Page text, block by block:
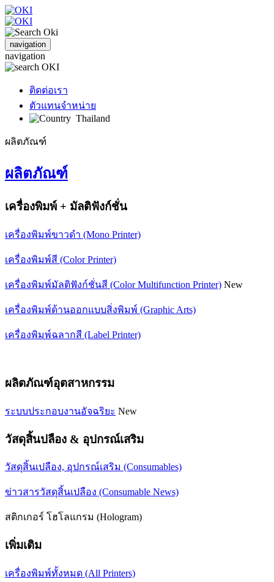
navigation
navigation
ติดต่อเรา
ตัวแทนจำหน่าย
Thailand
ผลิตภัณฑ์
ผลิตภัณฑ์
เครื่องพิมพ์ + มัลติฟังก์ชั่น
เครื่องพิมพ์ขาวดำ (Mono Printer)
เครื่องพิมพ์สี (Color Printer)
เครื่องพิมพ์มัลติฟังก์ชั่นสี (Color Multifunction Printer) New
เครื่องพิมพ์ด้านออกแบบสิ่งพิมพ์ (Graphic Arts)
เครื่องพิมพ์ฉลากสี (Label Printer)
ผลิตภัณฑ์อุตสาหกรรม
ระบบประกอบงานอัจฉริยะ New
วัสดุสิ้นปลือง & อุปกรณ์เสริม
วัสดุสิ้นเปลือง, อุปกรณ์เสริม (Consumables)
ข่าวสารวัสดุสิ้นเปลือง (Consumable News)
สติกเกอร์ โฮโลแกรม (Hologram)
เพิ่มเติม
เครื่องพิมพ์ทั้งหมด (All Printers)